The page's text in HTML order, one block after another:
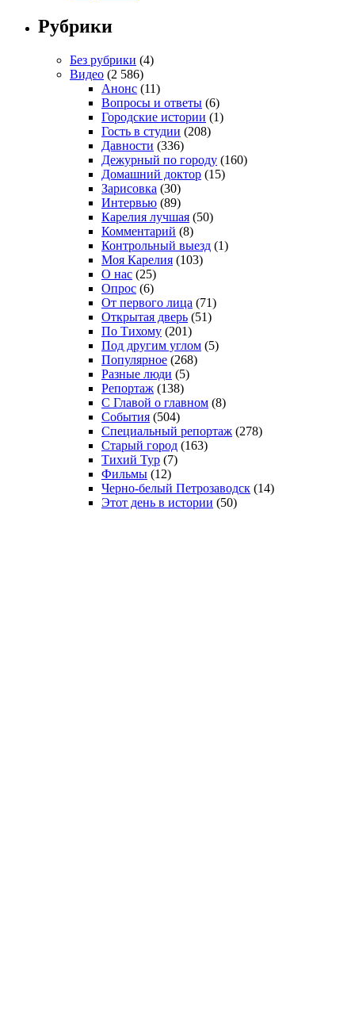
Рубрики
Без рубрики (4)
Видео (2 586)
Анонс (11)
Вопросы и ответы (6)
Городские истории (1)
Гость в студии (208)
Давности (336)
Дежурный по городу (160)
Домашний доктор (15)
Зарисовка (30)
Интервью (89)
Карелия лучшая (50)
Комментарий (8)
Контрольный выезд (1)
Моя Карелия (103)
О нас (25)
Опрос (6)
От первого лица (71)
Открытая дверь (51)
По Тихому (201)
Под другим углом (5)
Популярное (268)
Разные люди (5)
Репортаж (138)
С Главой о главном (8)
События (504)
Специальный репортаж (278)
Старый город (163)
Тихий Тур (7)
Фильмы (12)
Черно-белый Петрозаводск (14)
Этот день в истории (50)